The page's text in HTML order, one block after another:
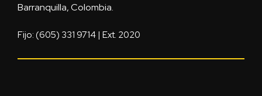
Barranquilla, Colombia.
Fijo: (605) 331 9714 | Ext. 2020